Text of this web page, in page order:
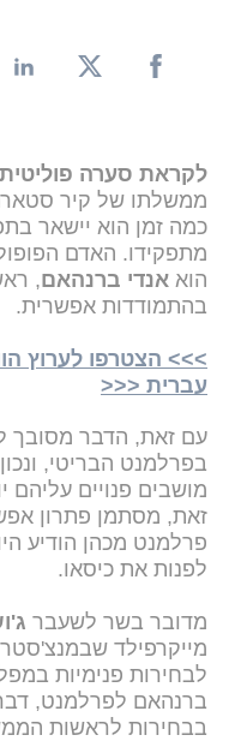
לקראת סערה
ממשלתו של קיר
כמה זמן הוא יישאר
מתפקידו. האדם
הוא אנדי ברנהאם,
בהתמודדות אפשרית.
עברית <<<
עם זאת, הדבר מסובך
בפרלמנט הבריטי,
מושבים פנויים עליהם
זאת, מסתמן פתרון
פרלמנט מכהן הודיע
לפנות את כיסאו.
מדובר בשר לשעבר
מייקרפילד
לבחירות פנימיות
ברנהאם לפרלמנט,
בבחירות לראשות